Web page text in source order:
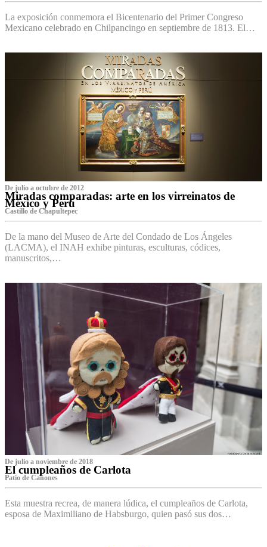
La exposición conmemora el Bicentenario del Primer Congreso
Mexicano celebrado en Chilpancingo en septiembre de 1813. El…
De julio a octubre de 2012
Miradas comparadas: arte en los virreinatos de
México y Perú
Castillo de Chapultepec
De la mano del Museo de Arte del Condado de Los Ángeles
(LACMA), el INAH exhibe pinturas, esculturas, códices,
manuscritos,…
De julio a noviembre de 2018
El cumpleaños de Carlota
Patio de Cañones
Esta muestra recrea, de manera lúdica, el cumpleaños de Carlota,
esposa de Maximiliano de Habsburgo, quien pasó sus dos…